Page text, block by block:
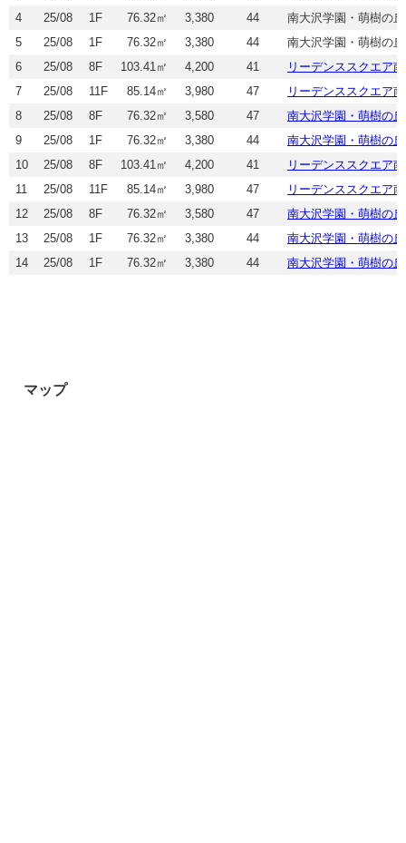
4 25/08 1F 76.32㎡ 3,380 44 南大沢学園・萌樹の
5 25/08 1F 76.32㎡ 3,380 44 南大沢学園・萌樹の
6 25/08 8F 103.41㎡ 4,200 41 リーデンススクエア
7 25/08 11F 85.14㎡ 3,980 47 リーデンススクエア
8 25/08 8F 76.32㎡ 3,580 47 南大沢学園・萌樹の丘
9 25/08 1F 76.32㎡ 3,380 44 南大沢学園・萌樹の
10 25/08 8F 103.41㎡ 4,200 41 リーデンススクエア
11 25/08 11F 85.14㎡ 3,980 47 リーデンススクエア
12 25/08 8F 76.32㎡ 3,580 47 南大沢学園・萌樹の丘
13 25/08 1F 76.32㎡ 3,380 44 南大沢学園・萌樹の
14 25/08 1F 76.32㎡ 3,380 44 南大沢学園・萌樹の
マップ